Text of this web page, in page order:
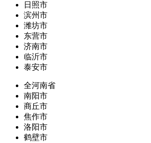
日照市
滨州市
潍坊市
东营市
济南市
临沂市
泰安市
全河南省
南阳市
商丘市
焦作市
洛阳市
鹤壁市